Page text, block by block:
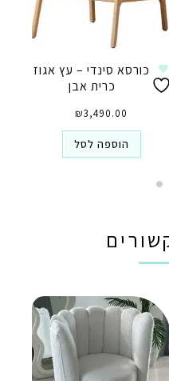
כורסא סינדי – עץ אגוז
כרית אבן
₪3,490.00
הוספה לסל